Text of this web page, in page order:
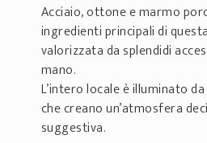
Acciaio, ottone e marmo
ingredienti principali di
valorizzata da splendidi
mano.
L’intero locale è illuminato
che creano un’atmosfera
suggestiva.